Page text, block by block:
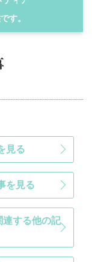
す。
見る
を見る
連する他の記